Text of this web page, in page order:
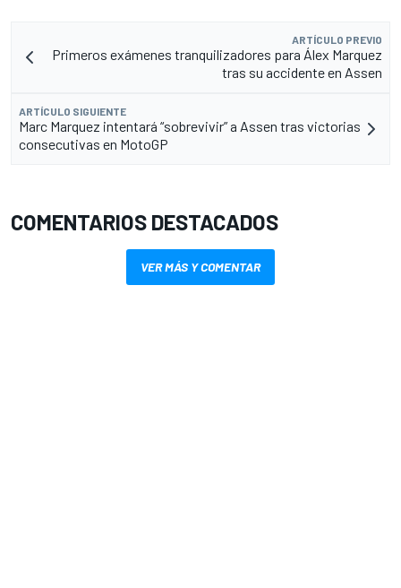
ARTÍCULO PREVIO
Primeros exámenes tranquilizadores para Álex Marquez
tras su accidente en Assen
ARTÍCULO SIGUIENTE
Marc Marquez intentará “sobrevivir” a Assen tras victorias
consecutivas en MotoGP
COMENTARIOS DESTACADOS
VER MÁS Y COMENTAR